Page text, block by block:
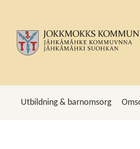
Utbildning & barnomsorg